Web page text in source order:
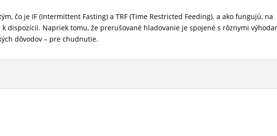
čo je IF (Intermittent Fasting) a TRF (Time Restricted Feeding). a ako fungujú, na
k dispozícii. Napriek tomu, že prerušované hladovanie je spojené s rôznymi
dôvodov – pre chudnutie.